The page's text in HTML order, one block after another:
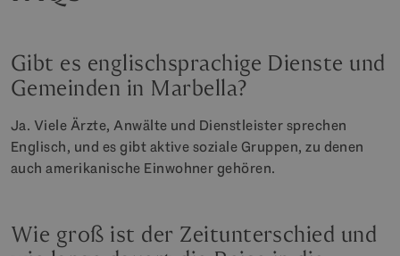
Gibt es englischsprachige Dienste und
Gemeinden in Marbella?
Ja. Viele Ärzte, Anwälte und Dienstleister sprechen
Englisch, und es gibt aktive soziale Gruppen, zu denen
auch amerikanische Einwohner gehören.
Wie groß ist der Zeitunterschied und